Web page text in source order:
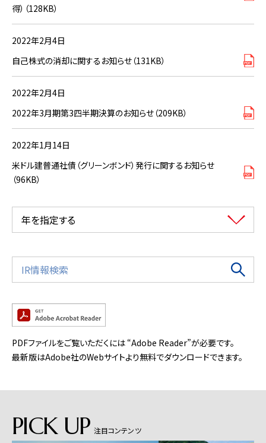
得）（128KB）
2022年2月4日
自己株式の消却に関するお知らせ（131KB）
2022年2月4日
2022年3月期第3四半期決算のお知らせ（209KB）
2022年1月14日
米ドル建普通社債（グリーンボンド）発行に関するお知らせ
（96KB）
年を指定する
PDFファイルをご覧いただくには “Adobe Reader”が必要です。
最新版はAdobe社のWebサイトより無料でダウンロードできます。
PICK UP 注目コンテンツ